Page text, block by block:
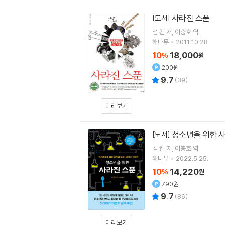
미리보기
[도서] 사라진 스푼
샘 킨 저 이충호 역
해나무
2011.10.28.
10% 18,000원
200원
9.7 (39)
미리보기
[도서] 청소년을 위한
샘 킨 저 이충호 역
해나무
2022.5.25.
10% 14,220원
790원
9.7 (86)